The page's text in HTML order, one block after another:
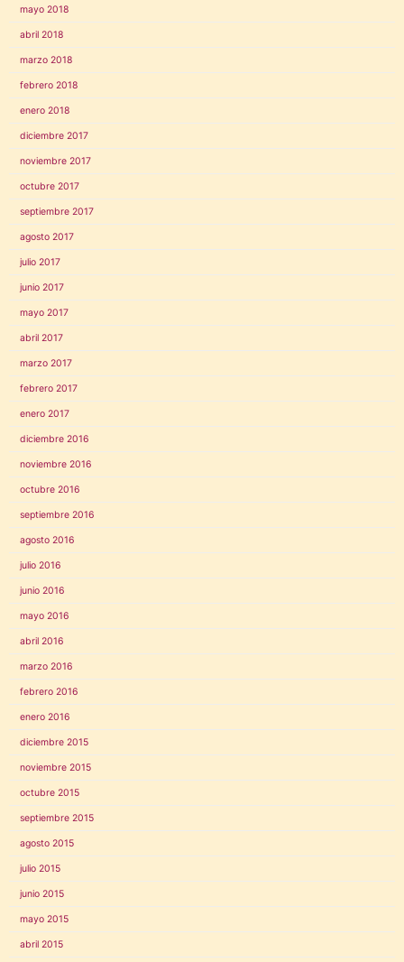
mayo 2018
abril 2018
marzo 2018
febrero 2018
enero 2018
diciembre 2017
noviembre 2017
octubre 2017
septiembre 2017
agosto 2017
julio 2017
junio 2017
mayo 2017
abril 2017
marzo 2017
febrero 2017
enero 2017
diciembre 2016
noviembre 2016
octubre 2016
septiembre 2016
agosto 2016
julio 2016
junio 2016
mayo 2016
abril 2016
marzo 2016
febrero 2016
enero 2016
diciembre 2015
noviembre 2015
octubre 2015
septiembre 2015
agosto 2015
julio 2015
junio 2015
mayo 2015
abril 2015